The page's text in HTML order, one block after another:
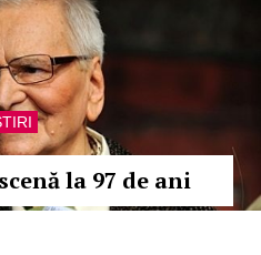
la 97 de ani